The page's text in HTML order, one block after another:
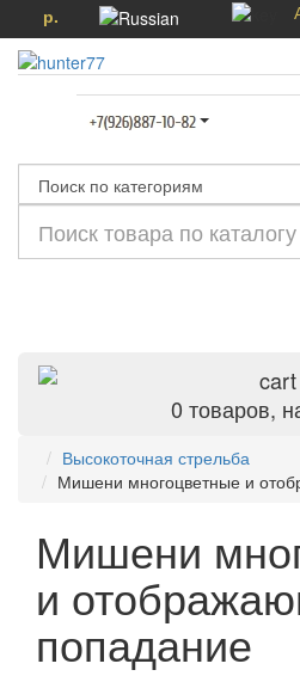
р.
0 товаров,
Высокоточная стрельба
Мишени многоцветные и
Мишени
и
попадание